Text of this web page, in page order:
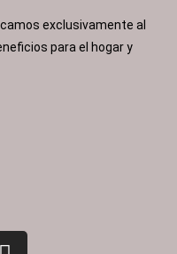
exclusivamente al
para el hogar y